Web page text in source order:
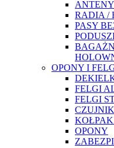
ANTENY
RADIA /
PASY
OPONY I
FELGI
FELGI
OPONY